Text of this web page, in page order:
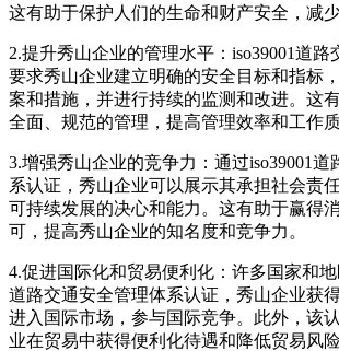
这有助于保护人们的生命和财产安全，减
2.提升秀山企业的管理水平：iso39001道路
要求秀山企业建立明确的安全目标和指标
案和措施，并进行持续的监测和改进。这
全面、规范的管理，提高管理效率和工作质
3.增强秀山企业的竞争力：通过iso39001道
系认证，秀山企业可以展示其承担社会责
可持续发展的决心和能力。这有助于赢得
可，提高秀山企业的知名度和竞争力。
4.促进国际化和贸易便利化：许多国家和地
道路交通安全管理体系认证，秀山企业获
进入国际市场，参与国际竞争。此外，该
业在贸易中获得便利化待遇和降低贸易风险